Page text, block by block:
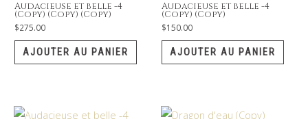
Audacieuse et belle -4
(Copy) (Copy) (Copy)
$275.00
AJOUTER AU PANIER
Audacieuse et belle -4
(Copy) (Copy)
$150.00
AJOUTER AU PANIER